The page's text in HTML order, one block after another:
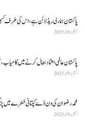
پاکستان ہماری ریڈ لائن ہے، اس کی طرف
اکتوبر 19, 2025
پاکستان عالمی اعتماد بحال کرنے میں
اکتوبر 19, 2025
محمد رضوان کی ون ڈے کپتانی خطرے میں
اکتوبر 19, 2025